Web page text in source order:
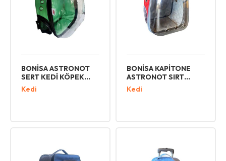
BONİSA ASTRONOT
SERT KEDİ KÖPEK
TAŞIMA ÇANTASI**
Kedi
BONİSA KAPİTONE
ASTRONOT SIRT
TAŞIMA
Kedi